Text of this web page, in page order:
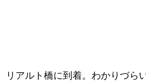
リアルト橋に到着。わかりづら